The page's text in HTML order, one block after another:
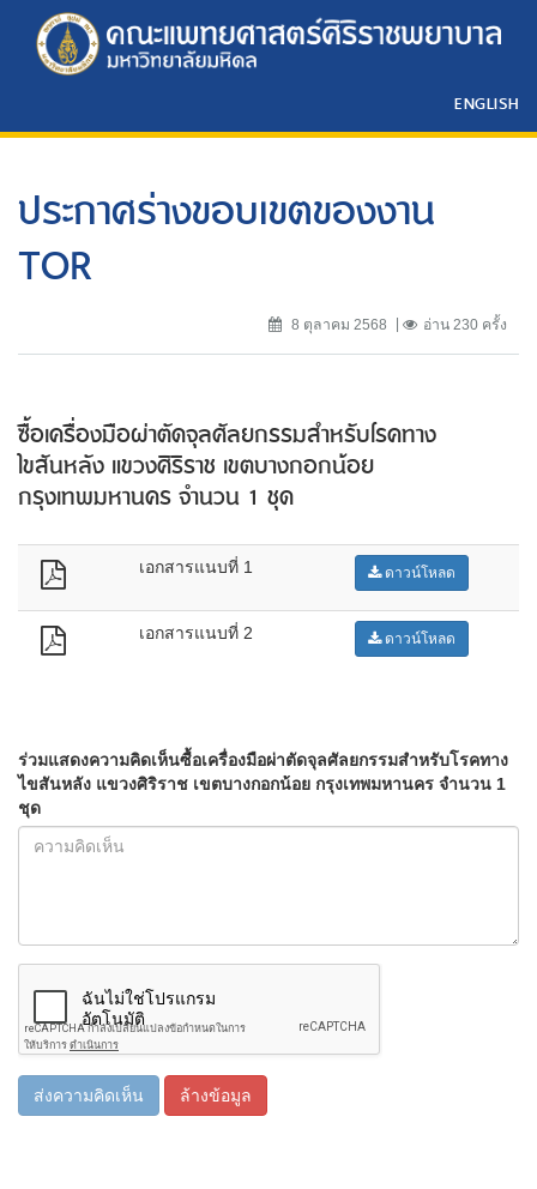
ENGLISH
ประกาศร่างขอบเขตของงาน
TOR
8 ตุลาคม 2568 อ่าน 230 ครั้ง
ซื้อเครื่องมือผ่าตัดจุลศัลยกรรมสำหรับโรคทาง
ไขสันหลัง แขวงศิริราช เขตบางกอกน้อย
กรุงเทพมหานคร จำนวน 1 ชุด
เอกสารแนบที่ 1 ดาวน์โหลด
เอกสารแนบที่ 2 ดาวน์โหลด
ร่วมแสดงความคิดเห็นซื้อเครื่องมือผ่าตัดจุลศัลยกรรมสำหรับโรคทาง
ไขสันหลัง แขวงศิริราช เขตบางกอกน้อย กรุงเทพมหานคร จำนวน 1
ชุด
ส่งความคิดเห็น ล้างข้อมูล